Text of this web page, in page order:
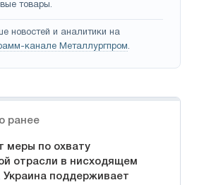
товары.
новостей и аналитики на
канале Металлургпром.
ранее
меры по охвату
отрасли в нисходящем
Украина поддерживает